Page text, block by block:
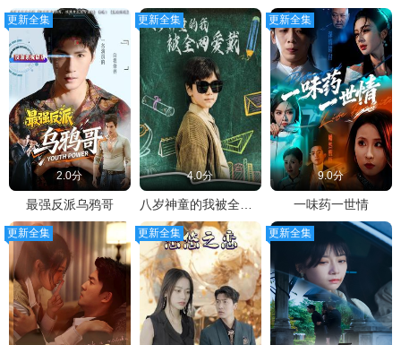
更新全集
2.0分
最强反派乌鸦哥
更新全集
4.0分
八岁神童的我被全网爱戴
更新全集
9.0分
一味药一世情
更新全集 更新全集 更新全集